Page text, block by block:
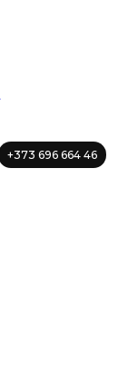
+373 696 664 46